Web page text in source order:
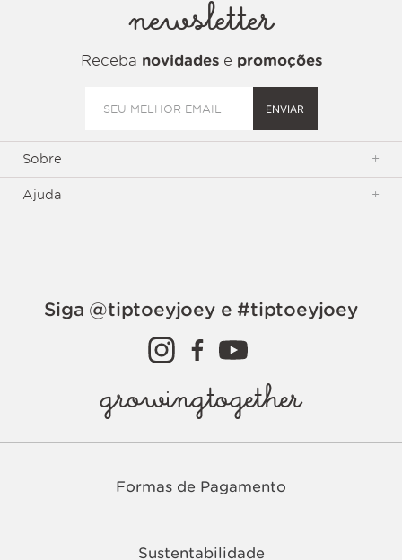
newsletter
Receba novidadese promoções
ENVIAR
Sobre +
Ajuda +
Siga @tiptoeyjoey e #tiptoeyjoey
growingtogether
Formas de Pagamento
Sustentabilidade